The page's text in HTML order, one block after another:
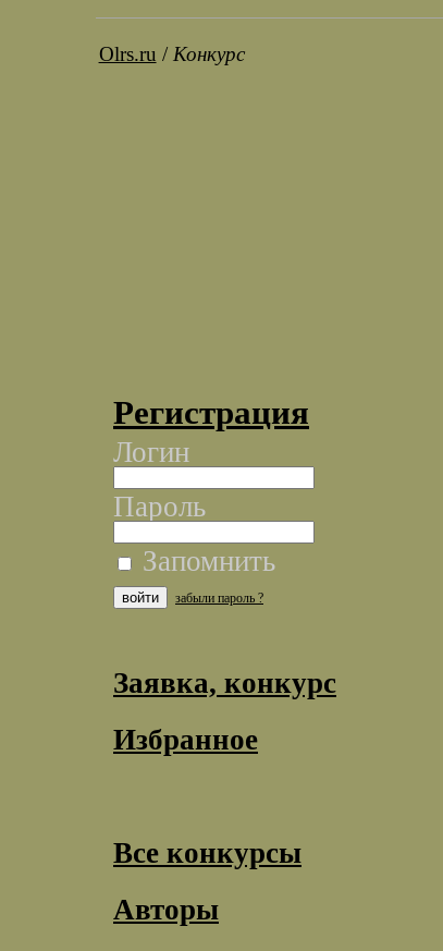
Olrs.ru / Конкурс
Регистрация
Логин
Пароль
Запомнить
забыли пароль ?
Заявка, конкурс
Избранное
Все конкурсы
Авторы